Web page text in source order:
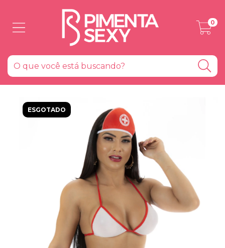
0
ESGOTADO